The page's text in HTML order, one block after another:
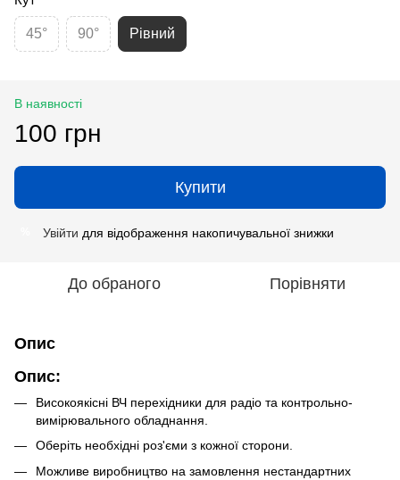
45° 90° Рівний
В наявності
100 грн
Купити
Увійти для відображення накопичувальної знижки
До обраного Порівняти
Опис
Опис:
Високоякісні ВЧ перехідники для радіо та контрольно-
вимірювального обладнання.
Оберіть необхідні роз'єми з кожної сторони.
Можливе виробництво на замовлення нестандартних